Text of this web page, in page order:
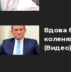
Вдова
(Видео)